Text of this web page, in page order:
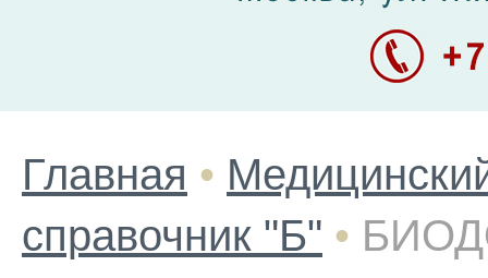
Главная •
справочник "Б" •